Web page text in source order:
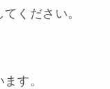
ください。
す。